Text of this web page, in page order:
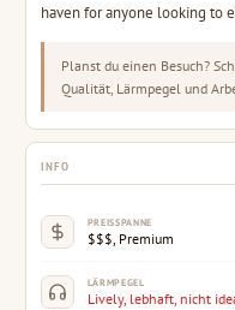
haven for anyone looking to
Planst du einen Besuch?
Qualität, Lärmpegel und
INFO
PREISSPANNE
$$$, Premium
LÄRMPEGEL
Lively, lebhaft, nicht